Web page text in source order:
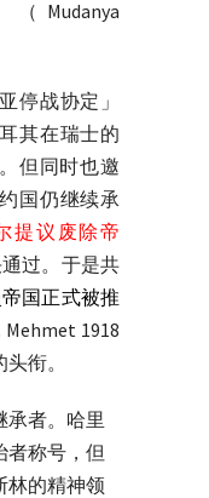
Mudanya
停战协定」
其在瑞士的
。但同时也邀
国仍继续承
提议废除帝
通过。于是共
国正式被推
1918
衔。
承者。哈里
者称号，但
林的精神领